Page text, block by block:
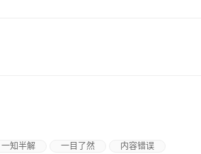
一知半解 一目了然 内容错误